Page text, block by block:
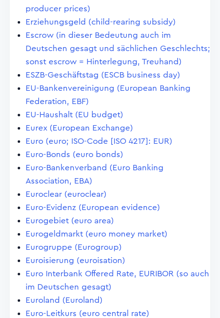
producer prices)
Erziehungsgeld (child-rearing subsidy)
Escrow (in dieser Bedeutung auch im
Deutschen gesagt und sächlichen Geschlechts;
sonst escrow = Hinterlegung, Treuhand)
ESZB-Geschäftstag (ESCB business day)
EU-Bankenvereinigung (European Banking
Federation, EBF)
EU-Haushalt (EU budget)
Eurex (European Exchange)
Euro (euro; ISO-Code [ISO 4217]: EUR)
Euro-Bonds (euro bonds)
Euro-Bankenverband (Euro Banking
Association, EBA)
Euroclear (euroclear)
Euro-Evidenz (European evidence)
Eurogebiet (euro area)
Eurogeldmarkt (euro money market)
Eurogruppe (Eurogroup)
Euroisierung (euroisation)
Euro Interbank Offered Rate, EURIBOR (so auch
im Deutschen gesagt)
Euroland (Euroland)
Euro-Leitkurs (euro central rate)